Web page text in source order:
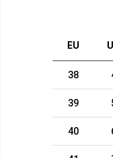
EU
38
39
40